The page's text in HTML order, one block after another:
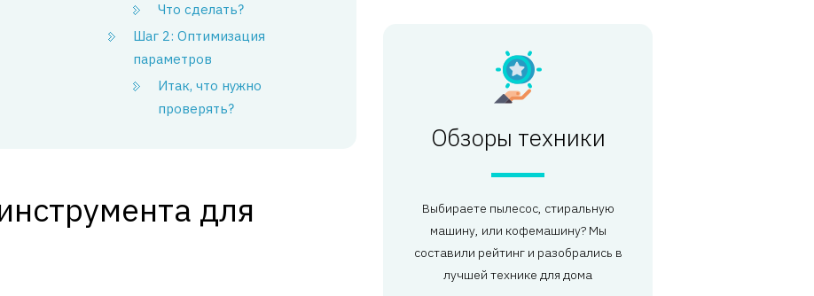
Что сделать?
Шаг 2: Оптимизация
параметров
Итак, что нужно
проверять?
для
Обзоры техники
Выбираете пылесос, стиральную
машину, или кофемашину? Мы
составили рейтинг и разобрались в
лучшей технике для дома